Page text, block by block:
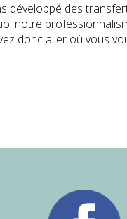
développé des
notre
donc aller où vous